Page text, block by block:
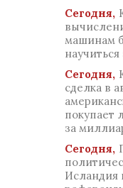
Сегодня,
машинам
Сегодня,
сделка в
покупает
за
Сегодня,
Исландия